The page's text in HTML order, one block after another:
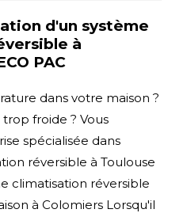
d'un système
à
PAC
dans votre maison ?
froide ? Vous
spécialisée dans
réversible à Toulouse
climatisation réversible
à Colomiers Lorsqu'il